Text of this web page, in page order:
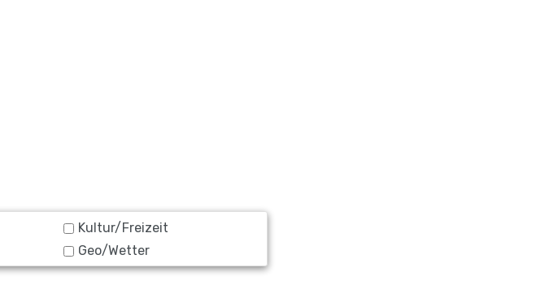
Kultur/Freizeit
Geo/Wetter